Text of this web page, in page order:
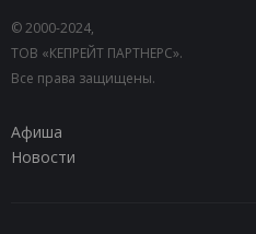
© 2000-2024,
ТОВ «КЕПРЕЙТ ПАРТНЕРС».
Все права защищены.
Афиша
Новости